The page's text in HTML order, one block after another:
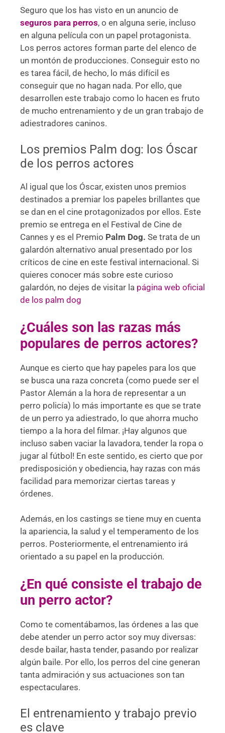
Seguro que los has visto en un anuncio de
seguros para perros, o en alguna serie, incluso
en alguna película con un papel protagonista.
Los perros actores forman parte del elenco de
un montón de producciones. Conseguir esto no
es tarea fácil, de hecho, lo más difícil es
conseguir que no hagan nada. Por ello, que
desarrollen este trabajo como lo hacen es fruto
de mucho entrenamiento y de un gran trabajo de
adiestradores caninos.
Los premios Palm dog: los Óscar
de los perros actores
Al igual que los Óscar, existen unos premios
destinados a premiar los papeles brillantes que
se dan en el cine protagonizados por ellos. Este
premio se entrega en el Festival de Cine de
Cannes y es el Premio Palm Dog. Se trata de un
galardón alternativo anual presentado por los
críticos de cine en este festival internacional. Si
quieres conocer más sobre este curioso
galardón, no dejes de visitar la página web oficial
de los palm dog
¿Cuáles son las razas más
populares de perros actores?
Aunque es cierto que hay papeles para los que
se busca una raza concreta (como puede ser el
Pastor Alemán a la hora de representar a un
perro policía) lo más importante es que se trate
de un perro ya adiestrado, lo que ahorra mucho
tiempo a la hora del filmar. ¡Hay algunos que
incluso saben vaciar la lavadora, tender la ropa o
jugar al fútbol! En este sentido, es cierto que por
predisposición y obediencia, hay razas con más
facilidad para memorizar ciertas tareas y
órdenes.
Además, en los castings se tiene muy en cuenta
la apariencia, la salud y el temperamento de los
perros. Posteriormente, el entrenamiento irá
orientado a su papel en la producción.
¿En qué consiste el trabajo de
un perro actor?
Como te comentábamos, las órdenes a las que
debe atender un perro actor soy muy diversas:
desde bailar, hasta tender, pasando por realizar
algún baile. Por ello, los perros del cine generan
tanta admiración y sus actuaciones son tan
espectaculares.
El entrenamiento y trabajo previo
es clave